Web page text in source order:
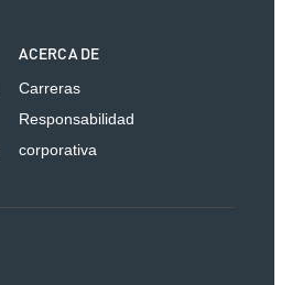
ACERCA DE
Carreras
Responsabilidad
corporativa